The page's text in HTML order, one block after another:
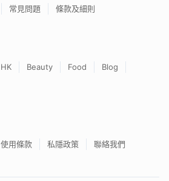
常見問題 條款及細則
HK Beauty Food
Blog
使用條款 私隱政策 聯絡我們